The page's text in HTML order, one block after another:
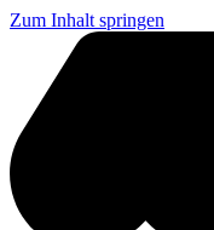
Zum Inhalt springen